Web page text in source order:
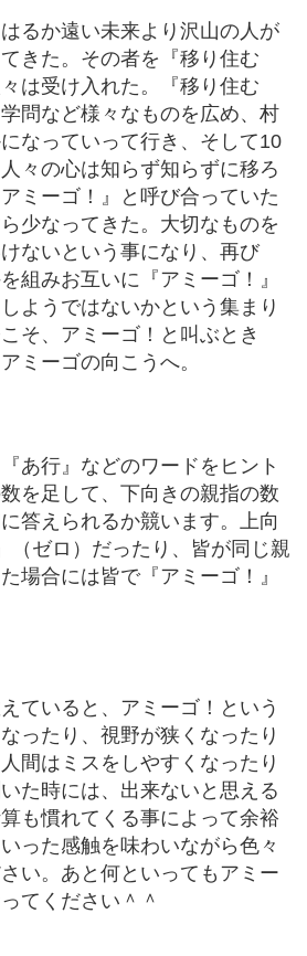
るか遠い未来より沢山の人が
きた。その者を『移り住む
は受け入れた。『移り住む
問など様々なものを広め、村
なっていって行き、そして10
々の心は知らず知らずに移ろ
ミーゴ！』と呼び合っていた
少なってきた。大切なものを
ないという事になり、再び
組みお互いに『アミーゴ！』
ようではないかという集まり
そ、アミーゴ！と叫ぶとき
ミーゴの向こうへ。
あ行』などのワードをヒント
を足して、下向きの親指の数
答えられるか競います。上向
（ゼロ）だったり、皆が同じ親
場合には皆で『アミーゴ！』
ていると、アミーゴ！という
ったり、視野が狭くなったり
間はミスをしやすくなったり
た時には、出来ないと思える
も慣れてくる事によって余裕
った感触を味わいながら色々
い。あと何といってもアミー
てください＾＾